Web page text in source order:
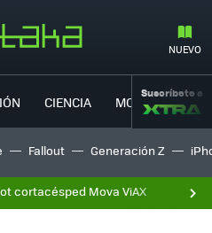
NUEVO
CIENCIA MOVILIDAD
Suscríbete a
Fallout Generación Z
cortacésped Mova ViAX